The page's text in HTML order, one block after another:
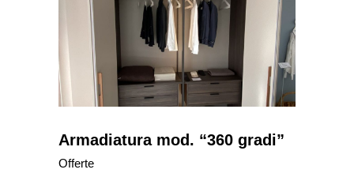
Armadiatura mod. “360 gradi”
Offerte